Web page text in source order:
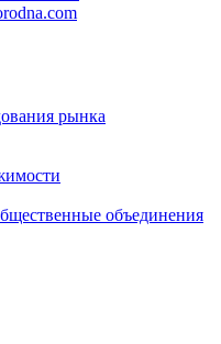
рынка
объединения